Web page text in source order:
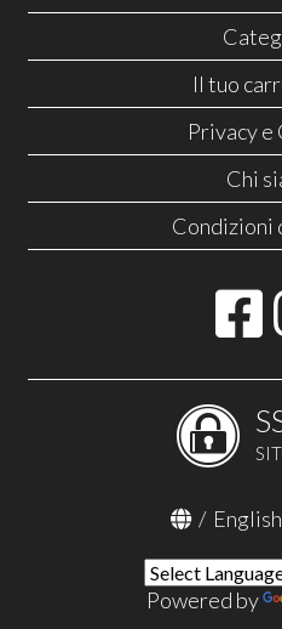
Il tuo
Privacy e
Chi
Condizioni
/ English
Powered by